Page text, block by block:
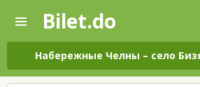
—
Поиск
и
покупка
билетов
Bilet.do
Набережные Челны – село